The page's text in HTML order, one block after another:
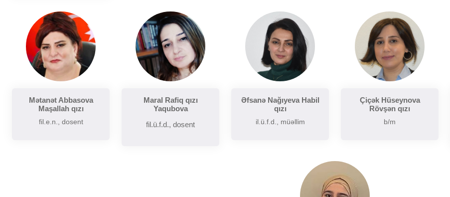
Mətanət Abbasova
Maşallah qızı
fil.e.n., dosent
Maral Rafiq qızı
Yaqubova
fil.ü.f.d., dosent
Əfsanə Nağıyeva Habil
qızı
il.ü.f.d., müəllim
Çiçək Hüseynova
Rövşən qızı
b/m